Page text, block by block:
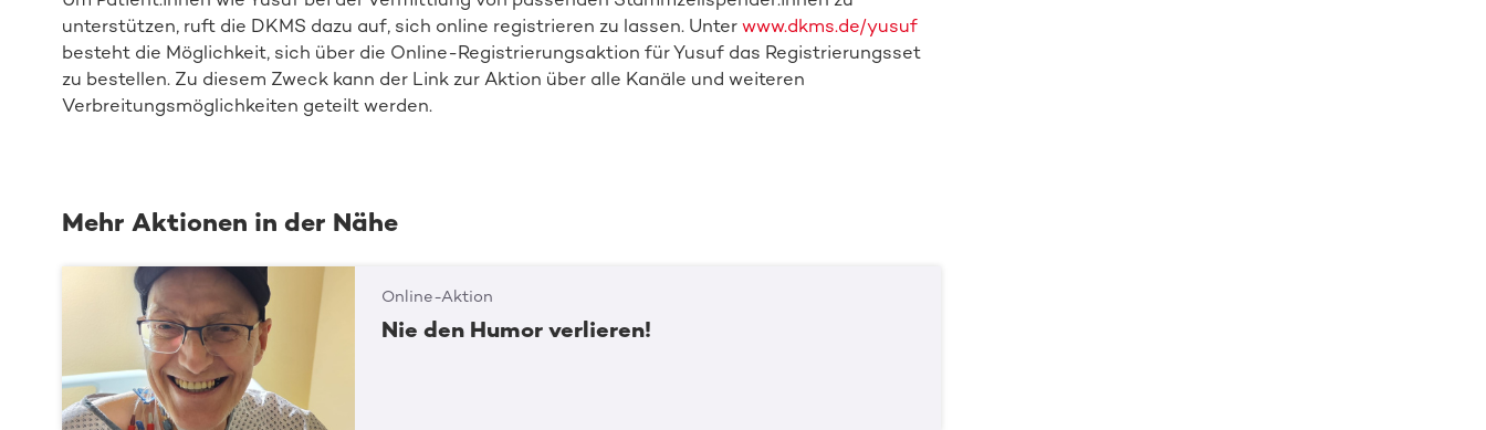
unterstützen, ruft die DKMS dazu auf, sich online registrieren zu lassen. Unter www.dkms.de/yusuf
besteht die Möglichkeit, sich über die Online-Registrierungsaktion für Yusuf das Registrierungsset
zu bestellen. Zu diesem Zweck kann der Link zur Aktion über alle Kanäle und weiteren
Verbreitungsmöglichkeiten geteilt werden.
Mehr Aktionen in der Nähe
Online-Aktion
Nie den Humor verlieren!